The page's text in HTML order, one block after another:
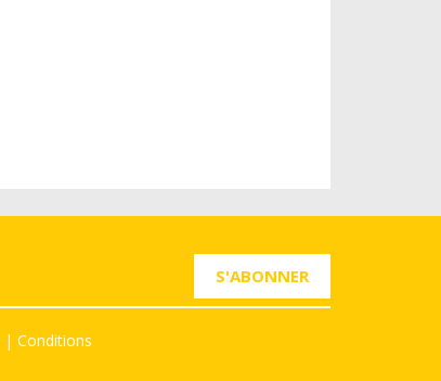
S'ABONNER
| Conditions